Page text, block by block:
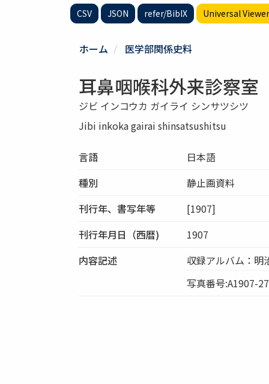
CSV JSON refer/BibIX Universal Viewer
ホーム 医学部関係史料
耳鼻咽喉科外来診察室
ジビ インコウカ ガイライ シンサツシツ
Jibi inkoka gairai shinsatsushitsu
言語
日本語
種別
静止画資料
刊行年、書写年等
[1907]
刊行年月日（西暦)
1907
内容記述
収録アルバム：明
写真番号:A1907-